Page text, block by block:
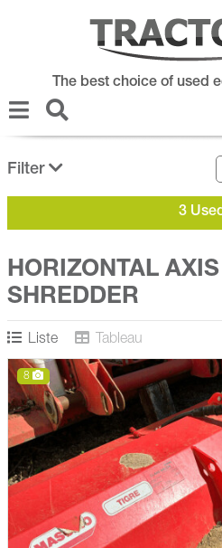
The best choice of used
Filter
3
HORIZONTAL AXIS
SHREDDER
Liste Tableau
8